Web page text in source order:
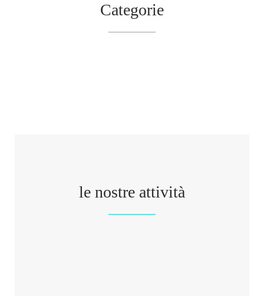
Categorie
le nostre attività